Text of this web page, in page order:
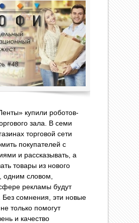
купили роботов-
зала. В семи
торговой сети
покупателей с
и рассказывать, а
товары из нового
одним словом,
рекламы будут
сомнения, эти новые
только помогут
и качество